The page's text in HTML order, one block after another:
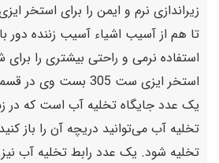
زیراندازی نرم و ایمن را برای استخر
تا هم از آسیب اشیاء آسیب زننده دور
استفاده نرمی و راحتی بیشتری را برای
استخر ایزی ست 305
یک عدد جایگاه تخلیه آب است که در
تخلیه آب می‌توانید دریچه آن را باز
تخلیه شود. یک عدد رابط تخلیه آب